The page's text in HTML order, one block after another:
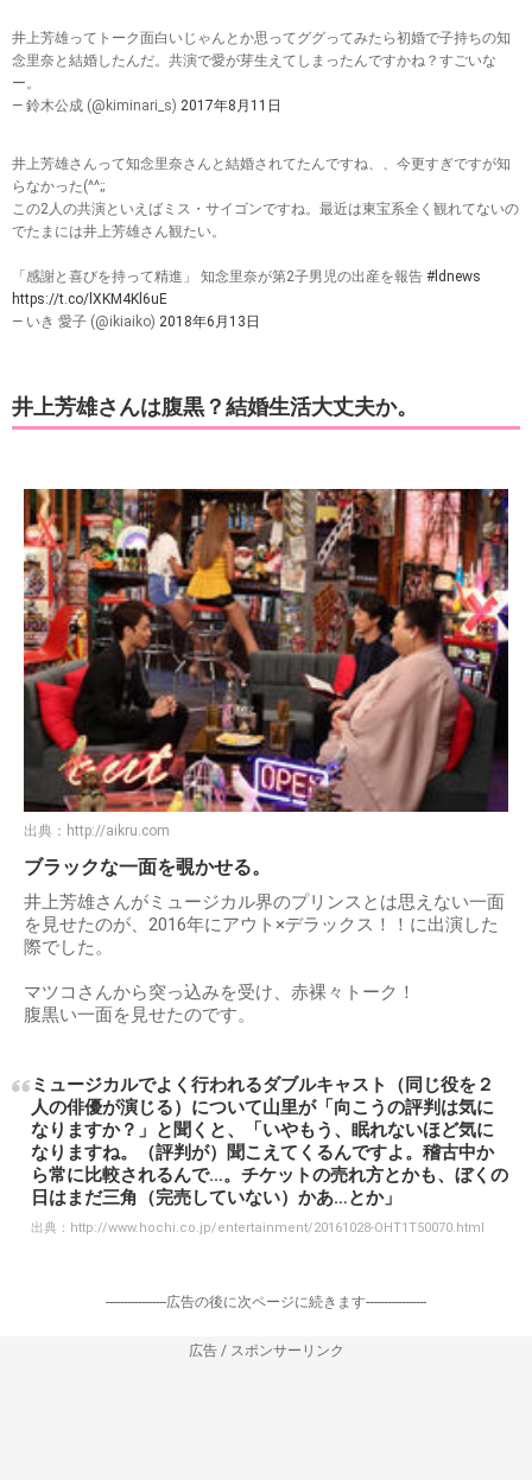
井上芳雄ってトーク面白いじゃんとか思ってググってみたら初婚で子持ちの知
念里奈と結婚したんだ。共演で愛が芽生えてしまったんですかね？すごいな
ー。
— 鈴木公成 (@kiminari_s) 2017年8月11日
井上芳雄さんって知念里奈さんと結婚されてたんですね、、今更すぎですが知
らなかった(^^;;
この2人の共演といえばミス・サイゴンですね。最近は東宝系全く観れてないの
でたまには井上芳雄さん観たい。
「感謝と喜びを持って精進」 知念里奈が第2子男児の出産を報告 #ldnews
https://t.co/lXKM4Kl6uE
— いき 愛子 (@ikiaiko) 2018年6月13日
井上芳雄さんは腹黒？結婚生活大丈夫か。
出典： http://aikru.com
ブラックな一面を覗かせる。
井上芳雄さんがミュージカル界のプリンスとは思えない一面
を見せたのが、2016年にアウト×デラックス！！に出演した
際でした。
マツコさんから突っ込みを受け、赤裸々トーク！
腹黒い一面を見せたのです。
ミュージカルでよく行われるダブルキャスト（同じ役を２
人の俳優が演じる）について山里が「向こうの評判は気に
なりますか？」と聞くと、「いやもう、眠れないほど気に
なりますね。（評判が）聞こえてくるんですよ。稽古中か
ら常に比較されるんで…。チケットの売れ方とかも、ぼくの
日はまだ三角（完売していない）かあ…とか」
出典： http://www.hochi.co.jp/entertainment/20161028-OHT1T50070.html
-----------------広告の後に次ページに続きます-----------------
広告 / スポンサーリンク